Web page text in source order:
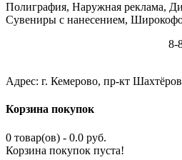
Полиграфия, Наружная реклама,
Сувениры с нанесением,
8-
Адрес: г. Кемерово, пр-кт
Корзина покупок
0 товар(ов) - 0.0 руб.
Корзина покупок пуста!